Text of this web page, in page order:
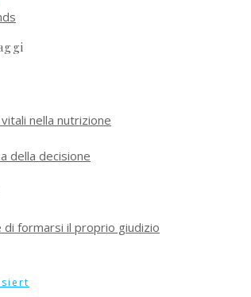
nella nutrizione
della decisione
di formarsi il proprio giudizio